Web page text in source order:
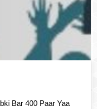
Bar 400 Paar Yaa